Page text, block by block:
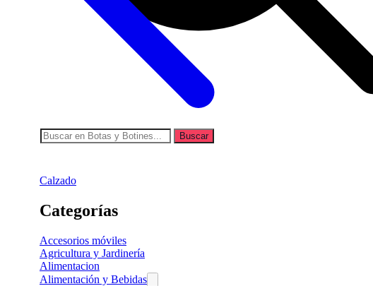
Buscar
Calzado
Categorías
Accesorios móviles
Agricultura y Jardinería
Alimentacion
Alimentación y Bebidas